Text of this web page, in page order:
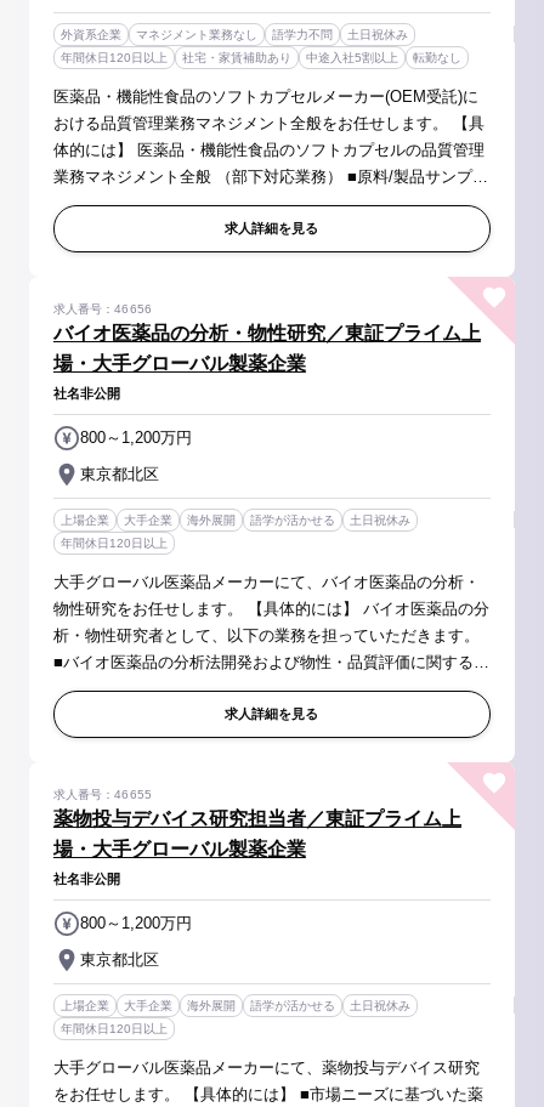
外資系企業 マネジメント業務なし 語学力不問
土日祝休み
年間休日120日以上
社宅・家賃補助あり 中途入社5割以上 転勤なし
医薬品・機能性食品のソフトカプセルメーカー(OEM受託)に
おける品質管理業務マネジメント全般をお任せします。 【具
体的には】 医薬品・機能性食品のソフトカプセルの品質管理
業務マネジメント全般 （部下対応業務） ■原料/製品サンプリ
ングと試験の実施 ■環境試験の実施 ■SOPの作成と改訂 ■試
験方法の改善等 ...
求人詳細を見る
バイオ医薬品の分析・物性研究／東証プライム上
場・大手グローバル製薬企業
求人番号：46656
社名非公開
東京都北区
800～1,200万円
上場企業 大手企業 海外展開 語学が活かせる
土日祝休み
年間休日120日以上
大手グローバル医薬品メーカーにて、バイオ医薬品の分析・
物性研究をお任せします。 【具体的には】 バイオ医薬品の分
析・物性研究者として、以下の業務を担っていただきます。
■バイオ医薬品の分析法開発および物性・品質評価に関する研
究 ■プロセス開発における分析観点での課題解決および新規
分析技術の開発・...
求人詳細を見る
薬物投与デバイス研究担当者／東証プライム上
場・大手グローバル製薬企業
求人番号：46655
社名非公開
東京都北区
800～1,200万円
上場企業 大手企業 海外展開 語学が活かせる
土日祝休み
年間休日120日以上
大手グローバル医薬品メーカーにて、薬物投与デバイス研究
をお任せします。 【具体的には】 ■市場ニーズに基づいた薬